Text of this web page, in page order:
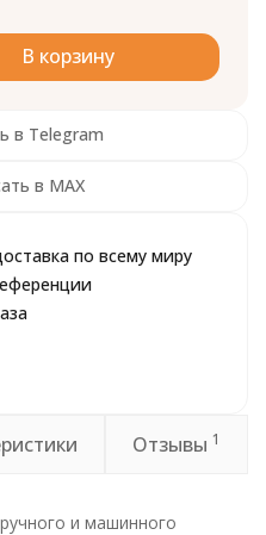
В корзину
в Telegram
в MAX
по всему миру
Отзывы 1
и машинного